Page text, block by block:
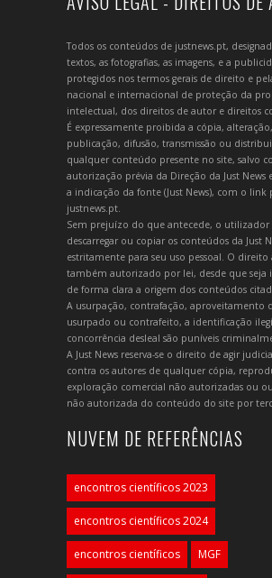
Todos os conteúdos de justnews.pt,
textos, as fotografias, as imagens, e a
protegidos nos termos gerais de direito e
nacional e internacional de proteção da
intelectual, dos direitos de autor e direitos
É expressamente proibida a cópia,
publicação, difusão, transmissão ou
qualquer conteúdo presente no site, salvo
autorização prévia da Direção da Just News
a indicação da fonte (Just News), com o link
justnews.pt.
Sem prejuízo do que antecede, o utilizador
descarregar ou copiar os conteúdos da Just
estritamente para seu uso pessoal. O direito
também autorizado por lei, desde que seja
de forma clara a origem dos conteúdos
A usurpação, contrafação, aproveitamento
usurpado ou contrafeito, a identificação
concorrência desleal são puníveis
A Just News reserva-se o direito de agir
contra os autores de qualquer cópia,
exploração comercial não autorizadas ou
não autorizada do conteúdo do site por
NUVEM DE REFERÊNCIAS
encontros científicos 2023
encontros científicos 2024
encontros científicos MGF